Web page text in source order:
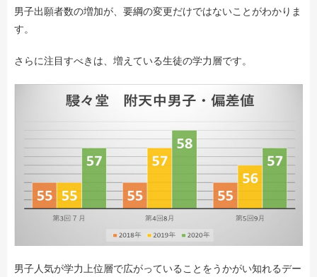
男子出願者数の増加が、要綱の変更だけではないことがわかりま
す。
さらに注目すべきは、増えている生徒の学力層です。
男子人気が学力上位層で広がっていることをうかがい知れるデー